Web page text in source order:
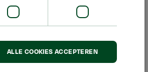
ALLE COOKIES ACCEPTEREN